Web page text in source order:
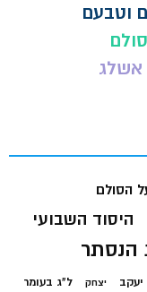
וטבעם
אשלג
הסולם
היסוד השבועי
הנסתר
יעקב יצחק ל"ג בעומר